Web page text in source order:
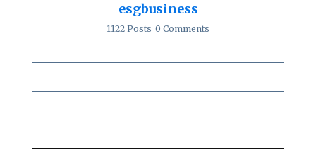
esgbusiness
1122 Posts 0 Comments